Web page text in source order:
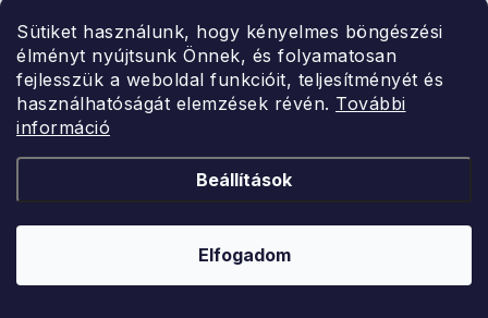
Sütiket használunk, hogy kényelmes böngészési
élményt nyújtsunk Önnek, és folyamatosan
fejlesszük a weboldal funkcióit, teljesítményét és
használhatóságát elemzések révén. További
információ
Beállítások
Elfogadom
Lábtörlő Gyertek be (SK)
kókuszrostból és gumiból, 40
x 60 cm
Ft4 234
Ajtótörlő Borosüveg
x 60 cm
Raktáron
Ft3 724